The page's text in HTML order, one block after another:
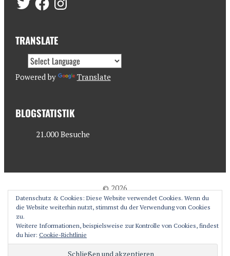
TRANSLATE
Powered by Translate
BLOGSTATISTIK
21.000 Besuche
© 2026
antjesoasis.com
Datenschutz & Cookies: Diese Website verwendet Cookies. Wenn du
die Website weiterhin nutzt, stimmst du der Verwendung von Cookies
zu.
Weitere Informationen, beispielsweise zur Kontrolle von Cookies, findest
du hier: Cookie-Richtlinie